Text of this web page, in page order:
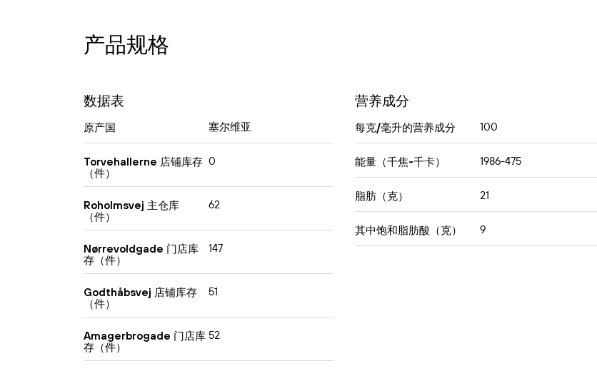
产品规格
数据表
原产国 塞尔维亚
Torvehallerne 店铺库存
（件）
0
Roholmsvej 主仓库
（件）
62
Nørrevoldgade 门店库
存（件）
147
Godthåbsvej 店铺库存
（件）
51
Amagerbrogade 门店库
存（件）
52
营养成分
每克/毫升的营养成分 100
能量（千焦-千卡） 1986-475
脂肪（克） 21
其中饱和脂肪酸（克） 9